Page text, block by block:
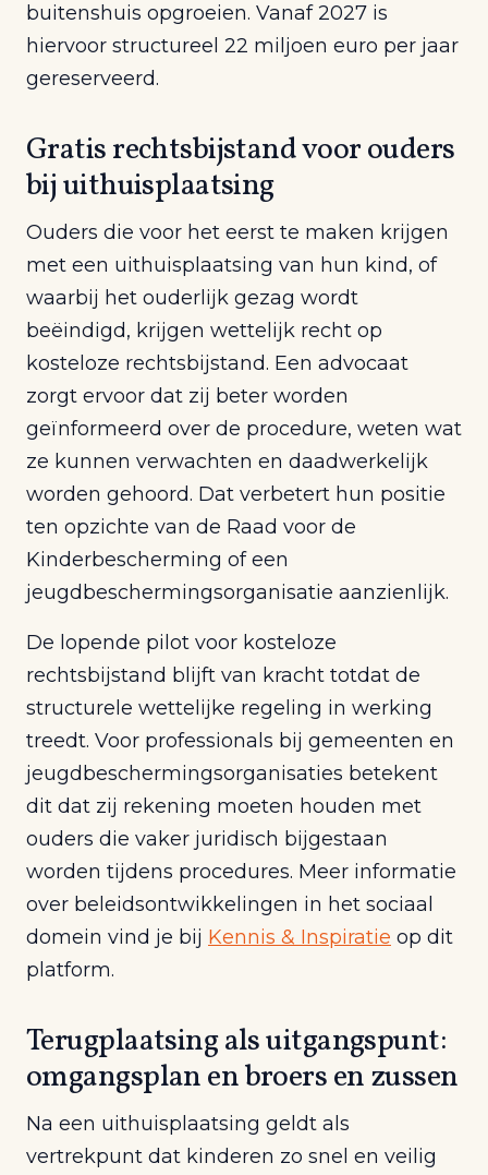
buitenshuis opgroeien. Vanaf 2027 is
hiervoor structureel 22 miljoen euro per jaar
gereserveerd.
Gratis rechtsbijstand voor ouders
bij uithuisplaatsing
Ouders die voor het eerst te maken krijgen
met een uithuisplaatsing van hun kind, of
waarbij het ouderlijk gezag wordt
beëindigd, krijgen wettelijk recht op
kosteloze rechtsbijstand. Een advocaat
zorgt ervoor dat zij beter worden
geïnformeerd over de procedure, weten wat
ze kunnen verwachten en daadwerkelijk
worden gehoord. Dat verbetert hun positie
ten opzichte van de Raad voor de
Kinderbescherming of een
jeugdbeschermingsorganisatie aanzienlijk.
De lopende pilot voor kosteloze
rechtsbijstand blijft van kracht totdat de
structurele wettelijke regeling in werking
treedt. Voor professionals bij gemeenten en
jeugdbeschermingsorganisaties betekent
dit dat zij rekening moeten houden met
ouders die vaker juridisch bijgestaan
worden tijdens procedures. Meer informatie
over beleidsontwikkelingen in het sociaal
domein vind je bij Kennis & Inspiratie op dit
platform.
Terugplaatsing als uitgangspunt:
omgangsplan en broers en zussen
Na een uithuisplaatsing geldt als
vertrekpunt dat kinderen zo snel en veilig